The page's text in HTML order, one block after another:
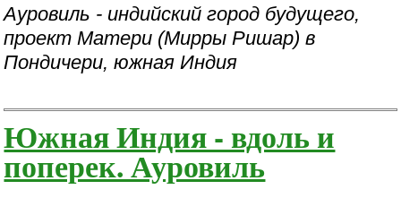
Ауровиль - индийский город будущего,
проект Матери (Мирры Ришар) в
Пондичери, южная Индия
Южная Индия - вдоль и
поперек. Ауровиль